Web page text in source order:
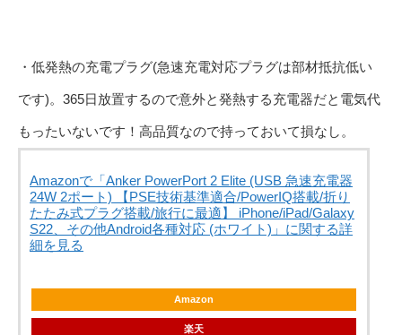
・低発熱の充電プラグ(急速充電対応プラグは部材抵抗低い
です)。365日放置するので意外と発熱する充電器だと電気代
もったいないです！高品質なので持っておいて損なし。
Amazonで「Anker PowerPort 2 Elite (USB 急速充電器
24W 2ポート) 【PSE技術基準適合/PowerIQ搭載/折り
たたみ式プラグ搭載/旅行に最適】 iPhone/iPad/Galaxy
S22、その他Android各種対応 (ホワイト)」に関する詳
細を見る
Amazon
楽天